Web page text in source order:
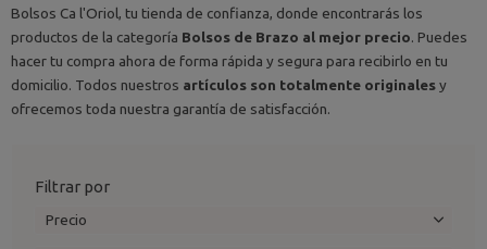
Bolsos Ca l'Oriol, tu tienda de confianza, donde encontrarás los
productos de la categoría Bolsos de Brazo al mejor precio. Puedes
hacer tu compra ahora de forma rápida y segura para recibirlo en tu
domicilio. Todos nuestros artículos son totalmente originalesy
ofrecemos toda nuestra garantía de satisfacción.
Filtrar por
Precio